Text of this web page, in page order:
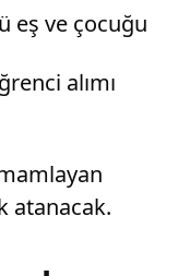
eş ve çocuğu
alımı
atanacak.